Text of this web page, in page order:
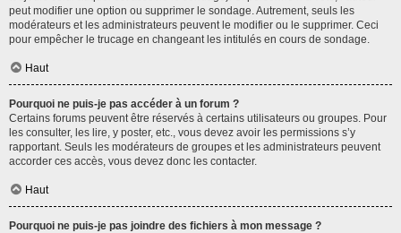
peut modifier une option ou supprimer le sondage. Autrement, seuls les
modérateurs et les administrateurs peuvent le modifier ou le supprimer. Ceci
pour empêcher le trucage en changeant les intitulés en cours de sondage.
Haut
Pourquoi ne puis-je pas accéder à un forum ?
Certains forums peuvent être réservés à certains utilisateurs ou groupes. Pour
les consulter, les lire, y poster, etc., vous devez avoir les permissions s’y
rapportant. Seuls les modérateurs de groupes et les administrateurs peuvent
accorder ces accès, vous devez donc les contacter.
Haut
Pourquoi ne puis-je pas joindre des fichiers à mon message ?